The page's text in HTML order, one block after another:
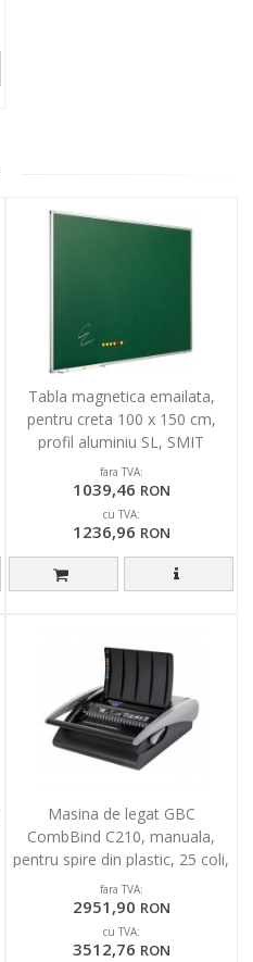
Tabla magnetica emailata,
pentru creta 100 x 150 cm,
profil aluminiu SL, SMIT
fara TVA:
1039,46 RON
cu TVA:
1236,96 RON
Masina de legat GBC
CombBind C210, manuala,
pentru spire din plastic, 25 coli,
negru
fara TVA:
2951,90 RON
cu TVA:
3512,76 RON